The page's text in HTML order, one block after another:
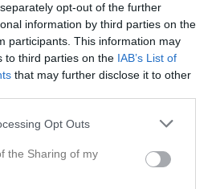
opt-out of the further
information by third parties on the
participants. This information may
to third parties on the IAB’s List of
that may further disclose it to other
Opt Outs
the Sharing of my
skapa ert första album